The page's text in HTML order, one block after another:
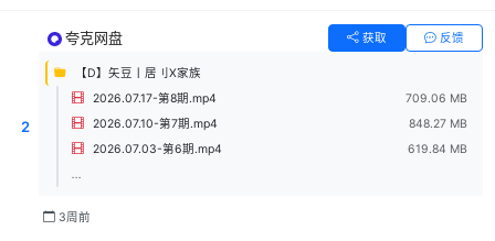
2
夸克网盘 获取 反馈
【D】矢豆丨居刂X家族
2026.07.17-第8期.mp4
709.06 MB
2026.07.10-第7期.mp4
848.27 MB
2026.07.03-第6期.mp4
619.84 MB
...
3周前